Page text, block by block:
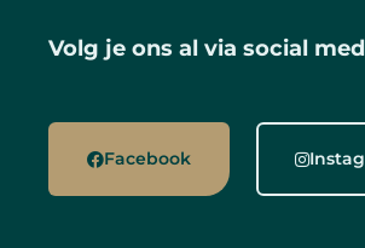
Volg je ons al via social
Facebook